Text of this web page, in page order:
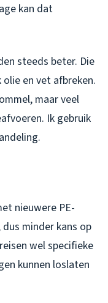
kan dat
steeds beter. Die
en vet afbreken.
maar veel
Ik gebruik
nieuwere PE-
minder kans op
wel specifieke
kunnen loslaten